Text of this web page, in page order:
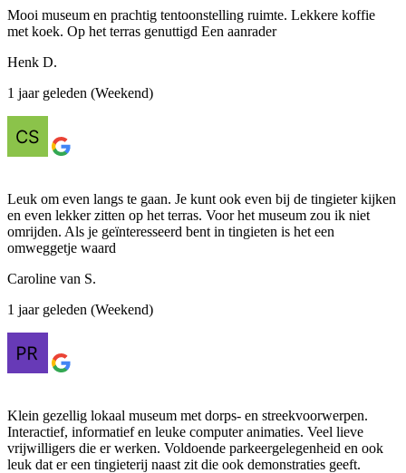
Mooi museum en prachtig tentoonstelling ruimte. Lekkere koffie
met koek. Op het terras genuttigd Een aanrader
Henk D.
1 jaar geleden (Weekend)
Leuk om even langs te gaan. Je kunt ook even bij de tingieter kijken
en even lekker zitten op het terras. Voor het museum zou ik niet
omrijden. Als je geïnteresseerd bent in tingieten is het een
omweggetje waard
Caroline van S.
1 jaar geleden (Weekend)
Klein gezellig lokaal museum met dorps- en streekvoorwerpen.
Interactief, informatief en leuke computer animaties. Veel lieve
vrijwilligers die er werken. Voldoende parkeergelegenheid en ook
leuk dat er een tingieterij naast zit die ook demonstraties geeft.